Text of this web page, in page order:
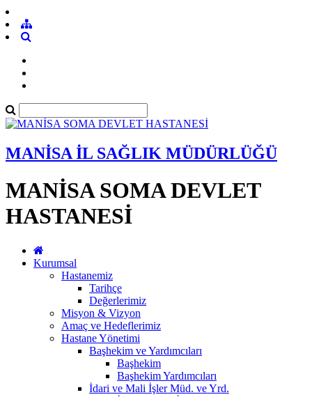
MANİSA İL SAĞLIK MÜDÜRLÜĞÜ
MANİSA SOMA DEVLET
HASTANESİ
Kurumsal
Hastanemiz
Tarihçe
Değerlerimiz
Misyon & Vizyon
Amaç ve Hedeflerimiz
Hastane Yönetimi
Başhekim ve Yardımcıları
Başhekim
Başhekim Yardımcıları
İdari ve Mali İşler Müd. ve Yrd.